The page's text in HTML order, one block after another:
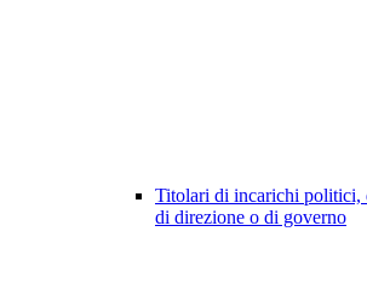
Titolari di incarichi politici,
di direzione o di governo